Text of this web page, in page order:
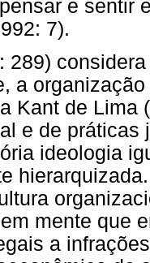
e sentir
7).
289)
a
Kant de Lima
e de práticas
ideologia
mente que
a